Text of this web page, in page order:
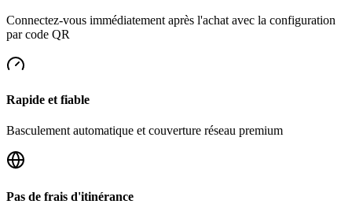
Connectez-vous immédiatement après l'achat avec la configuration
par code QR
Rapide et fiable
Basculement automatique et couverture réseau premium
Pas de frais d'itinérance